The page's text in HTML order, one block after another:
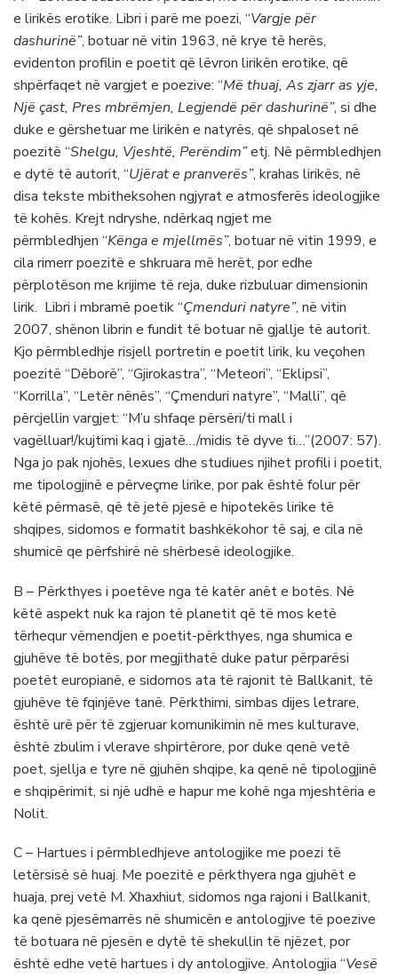
e lirikës erotike. Libri i parë me poezi, “Vargje për
dashurinë”, botuar në vitin 1963, në krye të herës,
evidenton profilin e poetit që lëvron lirikën erotike, që
shpërfaqet në vargjet e poezive: “Më thuaj, As zjarr as yje,
Një çast, Pres mbrëmjen, Legjendë për dashurinë”, si dhe
duke e gërshetuar me lirikën e natyrës, që shpaloset në
poezitë “Shelgu, Vjeshtë, Perëndim”etj. Në përmbledhjen
e dytë të autorit, “Ujërat e pranverës”, krahas lirikës, në
disa tekste mbitheksohen ngjyrat e atmosferës ideologjike
të kohës. Krejt ndryshe, ndërkaq ngjet me
përmbledhjen “Kënga e mjellmës”, botuar në vitin 1999, e
cila rimerr poezitë e shkruara më herët, por edhe
përplotëson me krijime të reja, duke rizbuluar dimensionin
lirik. Libri i mbramë poetik “Çmenduri natyre”, në vitin
2007, shënon librin e fundit të botuar në gjallje të autorit.
Kjo përmbledhje risjell portretin e poetit lirik, ku veçohen
poezitë “Dëborë”, “Gjirokastra”, “Meteori”, “Eklipsi”,
“Korrilla”, “Letër nënës”, “Çmenduri natyre”, “Malli”, që
përcjellin vargjet: “M’u shfaqe përsëri/ti mall i
vagëlluar!/kujtimi kaq i gjatë…/midis të dyve ti…”(2007: 57).
Nga jo pak njohës, lexues dhe studiues njihet profili i poetit,
me tipologjinë e përveçme lirike, por pak është folur për
këtë përmasë, që të jetë pjesë e hipotekës lirike të
shqipes, sidomos e formatit bashkëkohor të saj, e cila në
shumicë qe përfshirë në shërbesë ideologjike.
B – Përkthyes i poetëve nga të katër anët e botës. Në
këtë aspekt nuk ka rajon të planetit që të mos ketë
tërhequr vëmendjen e poetit-përkthyes, nga shumica e
gjuhëve të botës, por megjithatë duke patur përparësi
poetët europianë, e sidomos ata të rajonit të Ballkanit, të
gjuhëve të fqinjëve tanë. Përkthimi, simbas dijes letrare,
është urë për të zgjeruar komunikimin në mes kulturave,
është zbulim i vlerave shpirtërore, por duke qenë vetë
poet, sjellja e tyre në gjuhën shqipe, ka qenë në tipologjinë
e shqipërimit, si një udhë e hapur me kohë nga mjeshtëria e
Nolit.
C – Hartues i përmbledhjeve antologjike me poezi të
letërsisë së huaj. Me poezitë e përkthyera nga gjuhët e
huaja, prej vetë M. Xhaxhiut, sidomos nga rajoni i Ballkanit,
ka qenë pjesëmarrës në shumicën e antologjive të poezive
të botuara në pjesën e dytë të shekullin të njëzet, por
është edhe vetë hartues i dy antologjive. Antologjia “Vesë